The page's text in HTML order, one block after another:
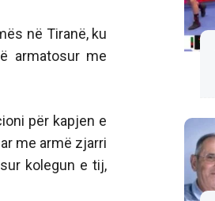
në Tiranë, ku
armatosur me
për kapjen e
me armë zjarri
kolegun e tij,